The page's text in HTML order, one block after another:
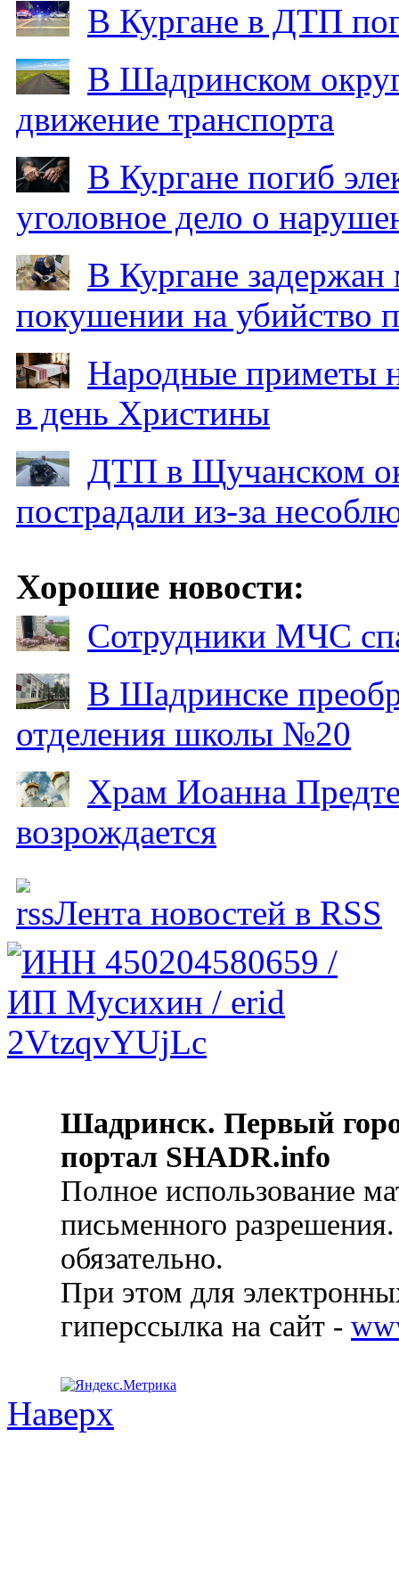
В Кургане в ДТП
В Шадринском
движение транспорта
В Кургане погиб
уголовное дело о
В Кургане
покушении на убийство
Народные приметы
в день Христины
ДТП в Щучанском
пострадали из-за
Хорошие новости:
Сотрудники МЧС
В Шадринске
отделения школы №20
Храм Иоанна
возрождается
Лента новостей в RSS
Шадринск. Первый
портал SHADR.info
Полное использование
письменного
обязательно.
При этом для
гиперссылка на сайт -
Наверх